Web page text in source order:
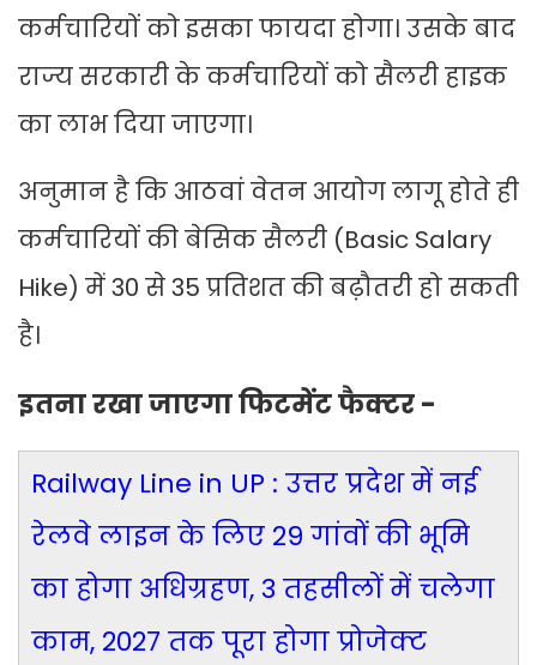
कर्मचारियों को इसका फायदा होगा। उसके बाद
राज्य सरकारी के कर्मचारियों को सैलरी हाइक
का लाभ दिया जाएगा।
अनुमान है कि आठवां वेतन आयोग लागू होते ही
कर्मचारियों की बेसिक सैलरी (Basic Salary
Hike) में 30 से 35 प्रतिशत की बढ़ौतरी हो सकती
है।
इतना रखा जाएगा फिटमेंट फैक्टर -
Railway Line in UP : उत्तर प्रदेश में नई
रेलवे लाइन के लिए 29 गांवों की भूमि
का होगा अधिग्रहण, 3 तहसीलों में चलेगा
काम, 2027 तक पूरा होगा प्रोजेक्ट